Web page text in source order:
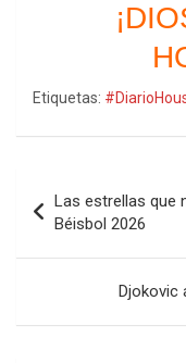
Etiquetas:
de
entradas
Las estrellas que
Béisbol 2026
Djokovic